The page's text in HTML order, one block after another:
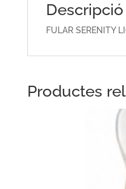
Descripció
FULAR SERENITY
Productes